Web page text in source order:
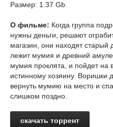
Размер: 1.37 Gb
О фильме: Когда группа
нужны деньги, решают
магазин, они находят старый
лежит мумия и древний
мумия проклята, и пойдет на
истинному хозяину. Воришки
вернуть мумию на место и
слишком поздно.
скачать торрент